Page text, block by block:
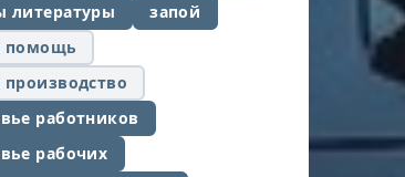
литературы
запой
помощь
производство
работников
рабочих